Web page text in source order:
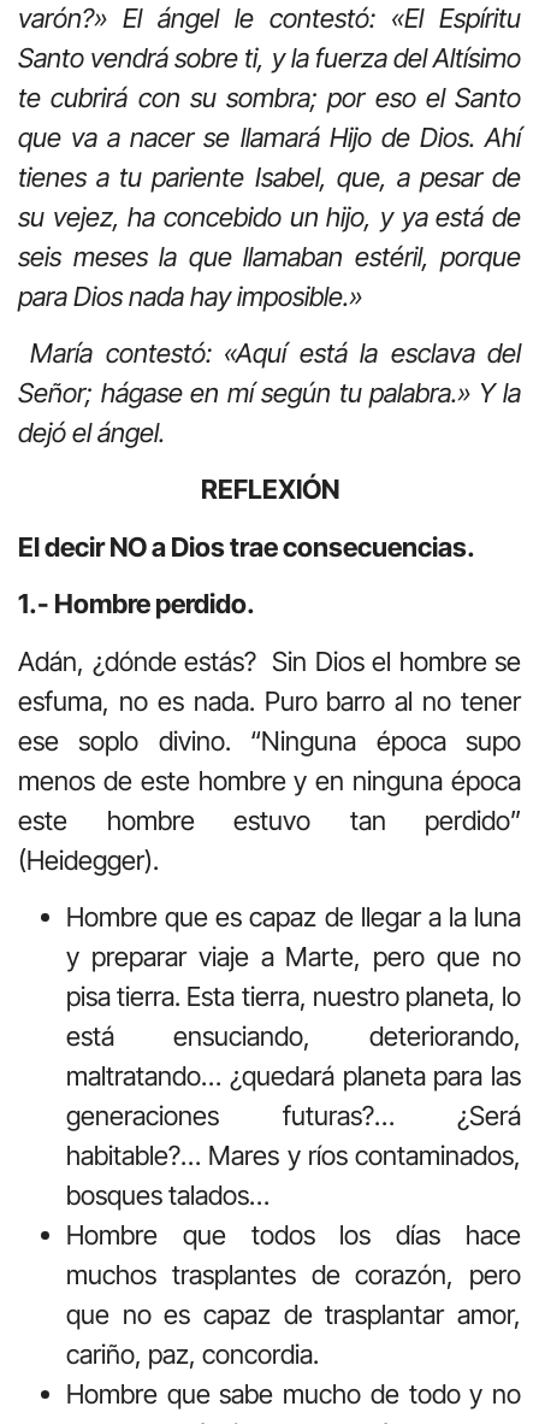
varón?» El ángel le contestó: «El Espíritu
Santo vendrá sobre ti, y la fuerza del Altísimo
te cubrirá con su sombra; por eso el Santo
que va a nacer se llamará Hijo de Dios. Ahí
tienes a tu pariente Isabel, que, a pesar de
su vejez, ha concebido un hijo, y ya está de
seis meses la que llamaban estéril, porque
para Dios nada hay imposible.»
María contestó: «Aquí está la esclava del
Señor; hágase en mí según tu palabra.» Y la
dejó el ángel.
REFLEXIÓN
El decir NO a Dios trae consecuencias.
1.- Hombre perdido.
Adán, ¿dónde estás? Sin Dios el hombre se
esfuma, no es nada. Puro barro al no tener
ese soplo divino. “Ninguna época supo
menos de este hombre y en ninguna época
este hombre estuvo tan perdido”
(Heidegger).
Hombre que es capaz de llegar a la luna
y preparar viaje a Marte, pero que no
pisa tierra. Esta tierra, nuestro planeta, lo
está ensuciando, deteriorando,
maltratando… ¿quedará planeta para las
generaciones futuras?… ¿Será
habitable?… Mares y ríos contaminados,
bosques talados…
Hombre que todos los días hace
muchos trasplantes de corazón, pero
que no es capaz de trasplantar amor,
cariño, paz, concordia.
Hombre que sabe mucho de todo y no